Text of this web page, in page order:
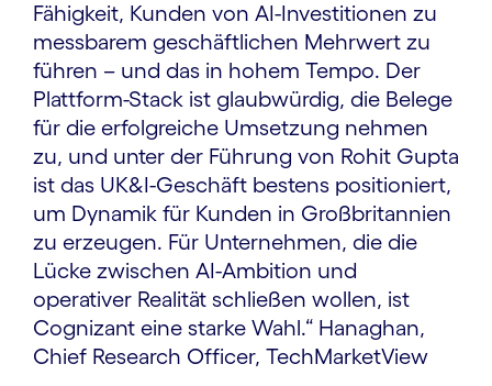
Fähigkeit, Kunden von AI-Investitionen zu
messbarem geschäftlichen Mehrwert zu
führen – und das in hohem Tempo. Der
Plattform-Stack ist glaubwürdig, die Belege
für die erfolgreiche Umsetzung nehmen
zu, und unter der Führung von Rohit Gupta
ist das UK&I-Geschäft bestens positioniert,
um Dynamik für Kunden in Großbritannien
zu erzeugen. Für Unternehmen, die die
Lücke zwischen AI-Ambition und
operativer Realität schließen wollen, ist
Cognizant eine starke Wahl.“ Hanaghan,
Chief Research Officer, TechMarketView